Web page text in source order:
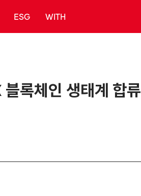
ESG WITH
록체인 생태계 합류